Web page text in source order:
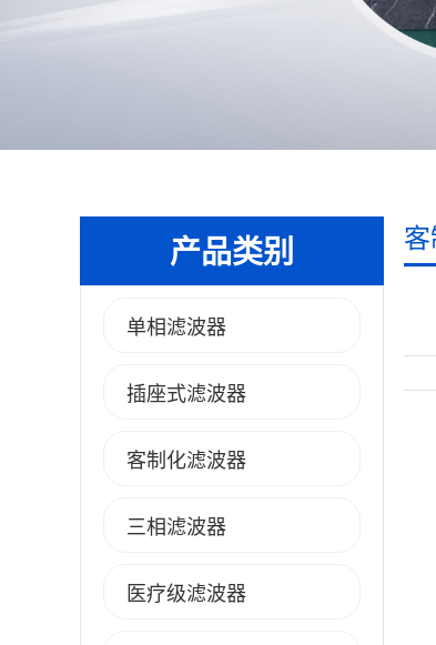
产品类别
单相滤波器
插座式滤波器
客制化滤波器
三相滤波器
医疗级滤波器